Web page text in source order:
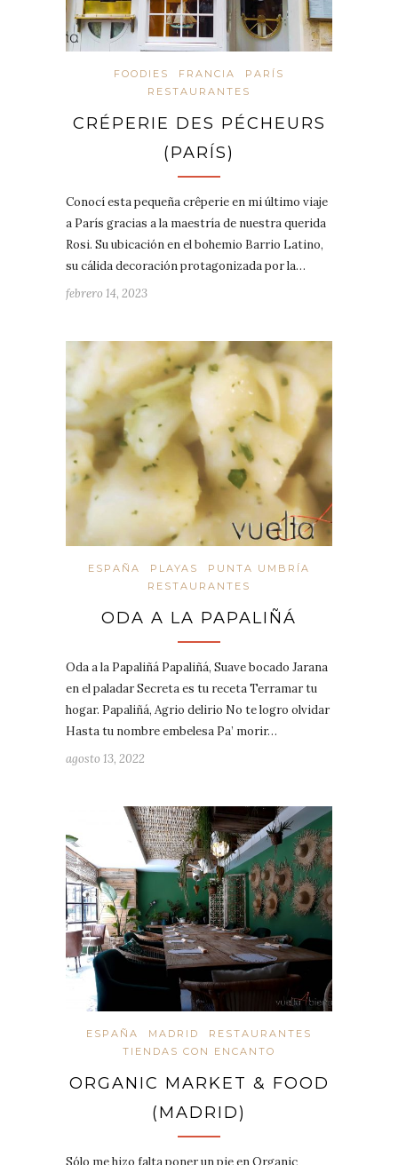
FOODIES FRANCIA
PARÍS
RESTAURANTES
CRÉPERIE DES PÉCHEURS
(PARÍS)
Conocí esta pequeña crêperie en mi último viaje
a París gracias a la maestría de nuestra querida
Rosi. Su ubicación en el bohemio Barrio Latino,
su cálida decoración protagonizada por la…
febrero 14, 2023
ESPAÑA PLAYAS
PUNTA UMBRÍA
RESTAURANTES
ODA A LA PAPALIÑÁ
Oda a la Papaliñá Papaliñá, Suave bocado Jarana
en el paladar Secreta es tu receta Terramar tu
hogar. Papaliñá, Agrio delirio No te logro olvidar
Hasta tu nombre embelesa Pa’ morir…
agosto 13, 2022
ESPAÑA MADRID
RESTAURANTES
TIENDAS CON ENCANTO
ORGANIC MARKET & FOOD
(MADRID)
Sólo me hizo falta poner un pie en Organic